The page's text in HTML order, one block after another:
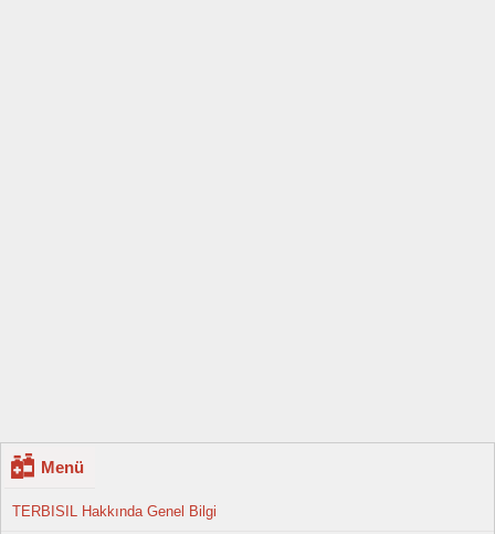
Menü
TERBISIL Hakkında Genel Bilgi